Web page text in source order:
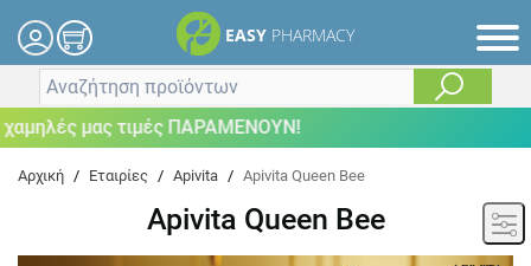
EASY PHARMACY
μας τιμές ΠΑΡΑΜΕΝΟΥΝ!
Αρχική / Εταιρίες / Apivita / Apivita Queen Bee
Apivita Queen Bee